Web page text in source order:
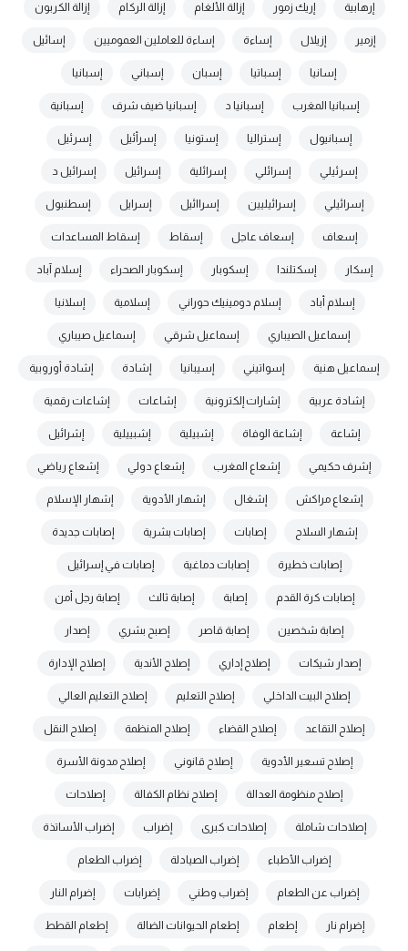
إرهابية إريك زمور إزالة الألغام إزالة الركام إزالة الكربون
إزمير إزيلال إساءة إساءة للعاملين العموميين إسائيل
إسانيا إسباتيا إسبان إسباني إسبانيا
إسبانيا المغرب إسبانيا د إسبانيا ضيف شرف إسبانية
إسبانيول إستراليا إستونيا إسرأئيل إسرئيل
إسرئيلي إسرائلي إسرائلية إسرائيل إسرائيل د
إسرائيلي إسرائيليين إسراائيل إسرايل إسطنبول
إسعاف إسعاف عاجل إسقاط إسقاط المساعدات
إسكار إسكتلندا إسكوبار إسكوبار الصحراء إسلام آباد
إسلام أباد إسلام دومينيك حوراني إسلامية إسلانيا
إسماعيل الصيباري إسماعيل شرقي إسماعيل صيباري
إسماعيل هنية إسواتيني إسيبانيا إشادة إشادة أوروبية
إشادة عربية إشارات إلكترونية إشاعات إشاعات رقمية
إشاعة إشاعة الوفاة إشبيلية إشبييلية إشرائيل
إشرف حكيمي إشعاع المغرب إشعاع دولي إشعاع رياضي
إشعاع مراكش إشغال إشهار الأدوية إشهار الإسلام
إشهار السلاح إصابات إصابات بشرية إصابات جديدة
إصابات خطيرة إصابات دماغية إصابات في إسرائيل
إصابات كرة القدم إصابة إصابة ثالث إصابة رجل أمن
إصابة شخصين إصابة قاصر إصبح بشري إصدار
إصدار شيكات إصلاح إداري إصلاح الأندية إصلاح الإدارة
إصلاح البيت الداخلي إصلاح التعليم إصلاح التعليم العالي
إصلاح التقاعد إصلاح القضاء إصلاح المنظمة إصلاح النقل
إصلاح تسعير الأدوية إصلاح قانوني إصلاح مدونة الأسرة
إصلاح منظومة العدالة إصلاح نظام الكفالة إصلاحات
إصلاحات شاملة إصلاحات كبرى إضراب إضراب الأساتذة
إضراب الأطباء إضراب الصيادلة إضراب الطعام
إضراب عن الطعام إضراب وطني إضرابات إضرام النار
إضرام نار إطعام إطعام الحيوانات الضالة إطعام القطط